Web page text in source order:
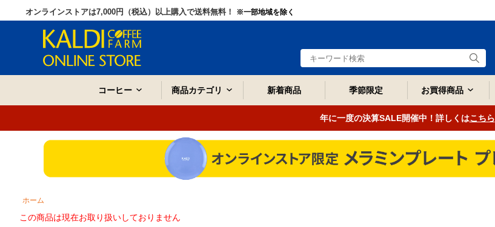
オンラインストアは7,000円（税込）以上購入で送料無料！ ※一部地域を除く
コーヒー 商品カテゴリ 新着商品 季節限定 お買得商品
年に一度の決算SALE開催中！詳しくはこちら
ホーム
この商品は現在お取り扱いしておりません